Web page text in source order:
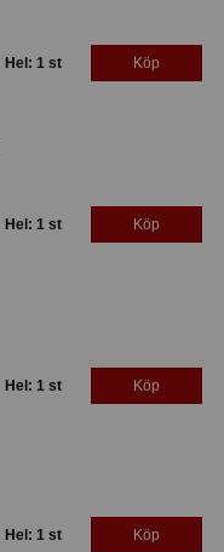
Hel: 1 st Köp
Hel: 1 st Köp
Hel: 1 st Köp
Hel: 1 st Köp